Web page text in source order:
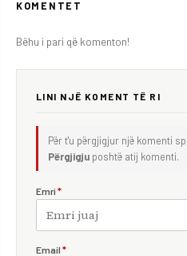
KOMENTET
Bëhu i pari që komenton!
LINI NJË KOMENT TË RI
Për t'u përgjigjur një komenti
Përgjigju poshtë atij komenti.
Emri *
Email *